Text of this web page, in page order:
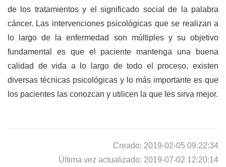
de los tratamientos y el significado social de la palabra
cáncer. Las intervenciones psicológicas que se realizan a
lo largo de la enfermedad son múltiples y su objetivo
fundamental es que el paciente mantenga una buena
calidad de vida a lo largo de todo el proceso, existen
diversas técnicas psicológicas y lo más importante es que
los pacientes las conozcan y utilicen la que les sirva mejor.
Creado: 2019-02-05 09:22:34
Última vez actualizado: 2019-07-02 12:20:14